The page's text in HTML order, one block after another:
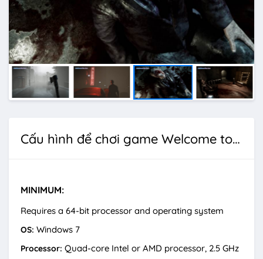
Cấu hình để chơi game Welcome to Hanwell
MINIMUM:
Requires a 64-bit processor and operating system
OS: Windows 7
Processor: Quad-core Intel or AMD processor, 2.5 GHz